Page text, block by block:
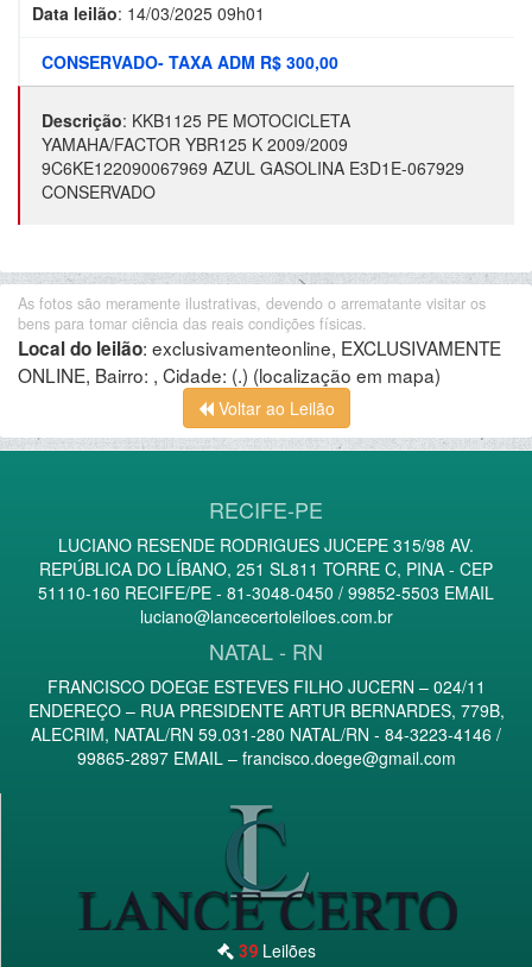
Data leilão: 14/03/2025 09h01
CONSERVADO- TAXA ADM R$ 300,00
Descrição: KKB1125 PE MOTOCICLETA
YAMAHA/FACTOR YBR125 K 2009/2009
9C6KE122090067969 AZUL GASOLINA E3D1E-067929
CONSERVADO
As fotos são meramente ilustrativas, devendo o arrematante visitar os
bens para tomar ciência das reais condições físicas.
Local do leilão: exclusivamenteonline, EXCLUSIVAMENTE
ONLINE, Bairro: , Cidade: (.) (localização em mapa)
Voltar ao Leilão
RECIFE-PE
LUCIANO RESENDE RODRIGUES JUCEPE 315/98 AV.
REPÚBLICA DO LÍBANO, 251 SL811 TORRE C, PINA - CEP
51110-160 RECIFE/PE - 81-3048-0450 / 99852-5503 EMAIL
luciano@lancecertoleiloes.com.br
NATAL - RN
FRANCISCO DOEGE ESTEVES FILHO JUCERN – 024/11
ENDEREÇO – RUA PRESIDENTE ARTUR BERNARDES, 779B,
ALECRIM, NATAL/RN 59.031-280 NATAL/RN - 84-3223-4146 /
99865-2897 EMAIL – francisco.doege@gmail.com
39 Leilões